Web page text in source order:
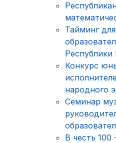
Тайминг
Конкурс
народного
Семинар
В честь 100